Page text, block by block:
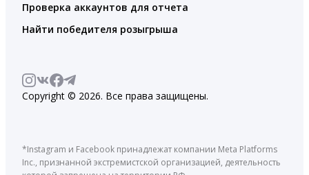
Проверка аккаунтов для отчета
Найти победителя розыгрыша
Copyright © 2026. Все права защищены.
*Instagram и Facebook принадлежат компании Meta Platforms
Inc., признанной экстремистской организацией, деятельность